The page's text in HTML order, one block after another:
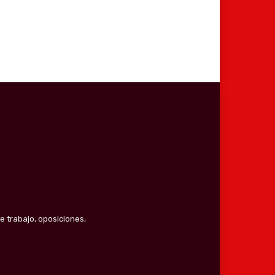
trabajo, oposiciones,